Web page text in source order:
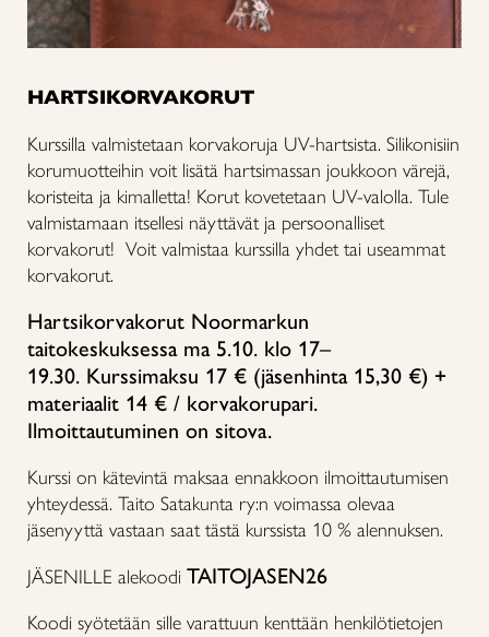
HARTSIKORVAKORUT
Kurssilla valmistetaan korvakoruja UV-hartsista. Silikonisiin
korumuotteihin voit lisätä hartsimassan joukkoon värejä,
koristeita ja kimalletta! Korut kovetetaan UV-valolla. Tule
valmistamaan itsellesi näyttävät ja persoonalliset
korvakorut! Voit valmistaa kurssilla yhdet tai useammat
korvakorut.
Hartsikorvakorut Noormarkun
taitokeskuksessa ma 5.10. klo 17–
19.30. Kurssimaksu 17 € (jäsenhinta 15,30 €) +
materiaalit 14 € / korvakorupari.
Ilmoittautuminen on sitova.
Kurssi on kätevintä maksaa ennakkoon ilmoittautumisen
yhteydessä. Taito Satakunta ry:n voimassa olevaa
jäsenyyttä vastaan saat tästä kurssista 10 % alennuksen.
JÄSENILLE alekoodi TAITOJASEN26
Koodi syötetään sille varattuun kenttään henkilötietojen